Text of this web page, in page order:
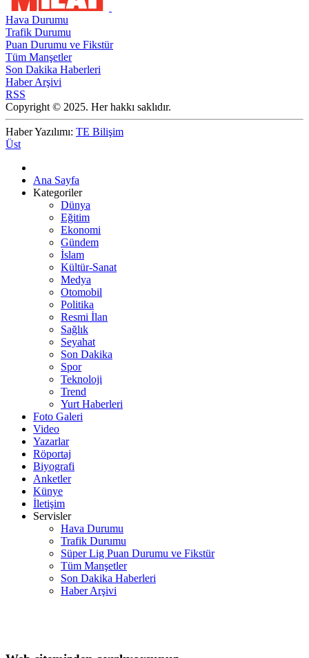
Hava Durumu
Trafik Durumu
Puan Durumu ve Fikstür
Tüm Manşetler
Son Dakika Haberleri
Haber Arşivi
RSS
Copyright © 2025. Her hakkı saklıdır.
Haber Yazılımı: TE Bilişim
Üst
Ana Sayfa
Kategoriler
Dünya
Eğitim
Ekonomi
Gündem
İslam
Kültür-Sanat
Medya
Otomobil
Politika
Resmi İlan
Sağlık
Seyahat
Son Dakika
Spor
Teknoloji
Trend
Yurt Haberleri
Foto Galeri
Video
Yazarlar
Röportaj
Biyografi
Anketler
Künye
İletişim
Servisler
Hava Durumu
Trafik Durumu
Süper Lig Puan Durumu ve Fikstür
Tüm Manşetler
Son Dakika Haberleri
Haber Arşivi